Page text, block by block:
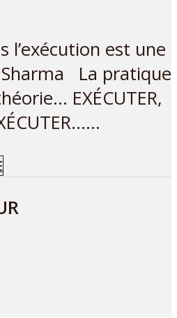
l’exécution est une
Sharma La pratique
EXÉCUTER,